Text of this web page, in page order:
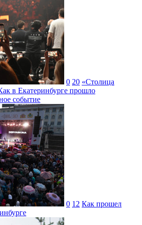
0 20 «Столица
в Екатеринбурге прошло
событие
0 12 Как прошел